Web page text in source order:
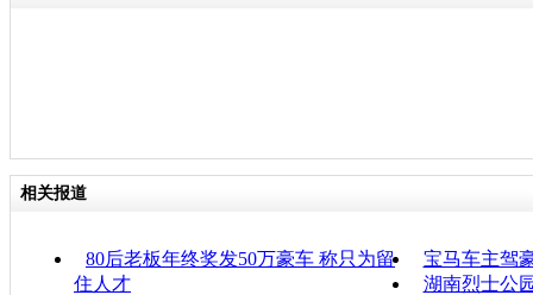
相关报道
80后老板年终奖发50万豪车 称只为留
住人才
宝马车主驾
湖南烈士公